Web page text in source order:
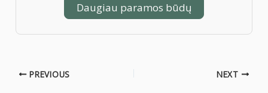
Daugiau paramos būdų
PREVIOUS NEXT